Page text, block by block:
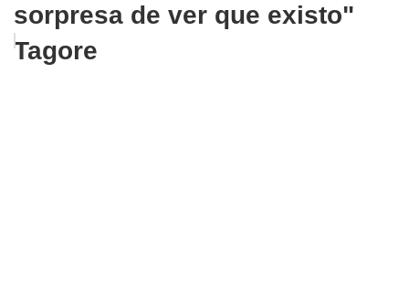
sorpresa de ver que existo"
Tagore